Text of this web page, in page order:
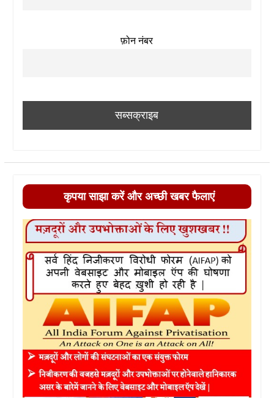
फ़ोन नंबर
कृपया साझा करें और अच्छी खबर फैलाएं